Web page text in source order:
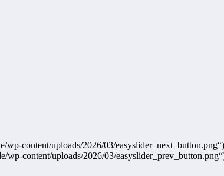
content/uploads/2026/03/
content/uploads/2026/03/